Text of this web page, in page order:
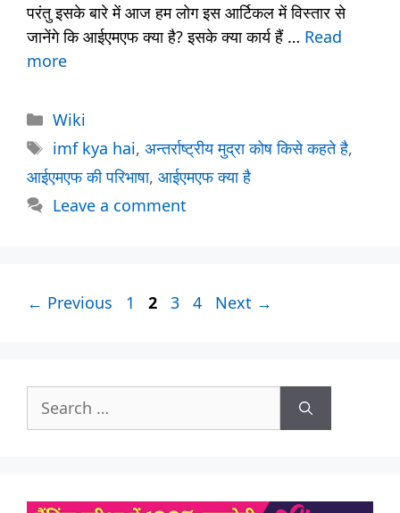
परंतु इसके बारे में आज हम लोग इस आर्टिकल में विस्तार से
जानेंगे कि आईएमएफ क्या है? इसके क्या कार्य हैं … Read
more
Categories
Wiki
Tags
imf kya hai, अन्तर्राष्ट्रीय मुद्रा कोष किसे कहते है,
आईएमएफ की परिभाषा, आईएमएफ क्या है
Leave a comment
← Previous Page
1 Page
2 Page
3 Page
4 Next →
for: